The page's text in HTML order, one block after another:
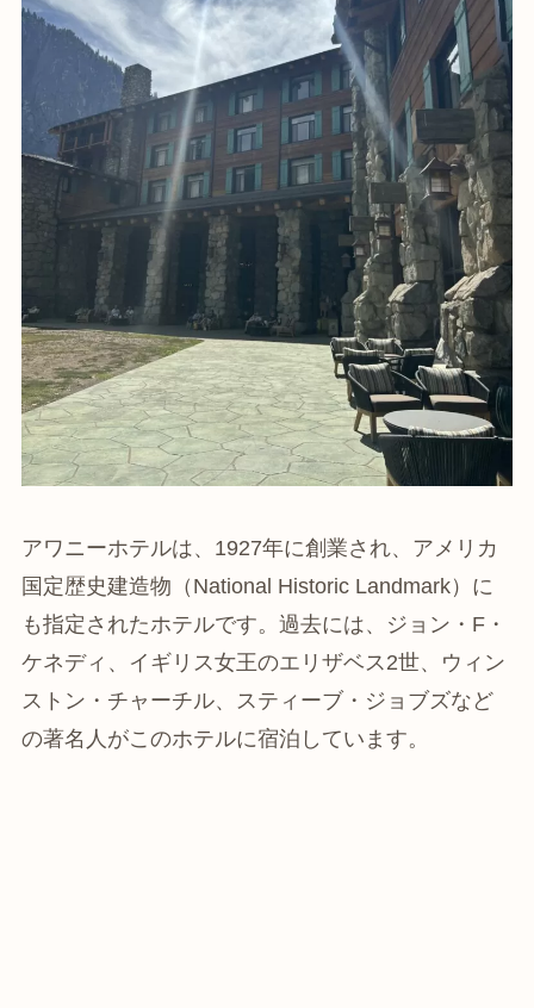
アワニーホテルは、1927年に創業され、アメリカ
国定歴史建造物（National Historic Landmark）に
も指定されたホテルです。過去には、ジョン・F・
ケネディ、イギリス女王のエリザベス2世、ウィン
ストン・チャーチル、スティーブ・ジョブズなど
の著名人がこのホテルに宿泊しています。